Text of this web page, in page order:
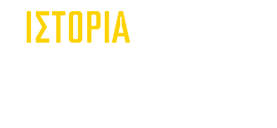
ΙΣΤΟΡΙΑ